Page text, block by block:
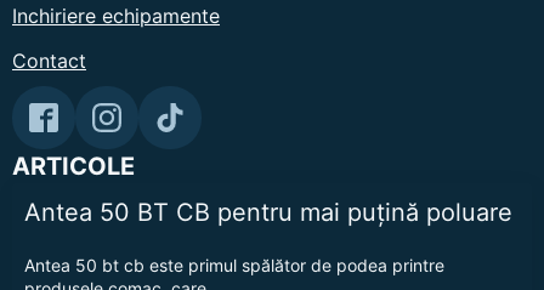
Inchiriere echipamente
Contact
ARTICOLE
Antea 50 BT CB pentru mai puțină poluare
Antea 50 bt cb este primul spălător de podea printre